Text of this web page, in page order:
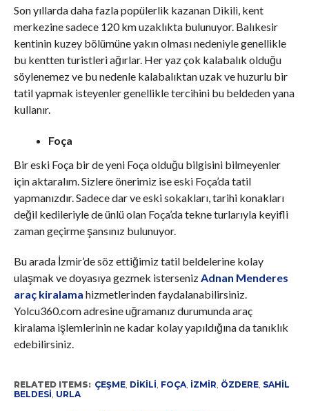
Son yıllarda daha fazla popülerlik kazanan Dikili, kent
merkezine sadece 120 km uzaklıkta bulunuyor. Balıkesir
kentinin kuzey bölümüne yakın olması nedeniyle genellikle
bu kentten turistleri ağırlar. Her yaz çok kalabalık olduğu
söylenemez ve bu nedenle kalabalıktan uzak ve huzurlu bir
tatil yapmak isteyenler genellikle tercihini bu beldeden yana
kullanır.
Foça
Bir eski Foça bir de yeni Foça olduğu bilgisini bilmeyenler
için aktaralım. Sizlere önerimiz ise eski Foça’da tatil
yapmanızdır. Sadece dar ve eski sokakları, tarihi konakları
değil kedileriyle de ünlü olan Foça’da tekne turlarıyla keyifli
zaman geçirme şansınız bulunuyor.
Bu arada İzmir’de söz ettiğimiz tatil beldelerine kolay
ulaşmak ve doyasıya gezmek istersenizAdnan Menderes
araç kiralama hizmetlerinden faydalanabilirsiniz.
Yolcu360.com adresine uğramanız durumunda araç
kiralama işlemlerinin ne kadar kolay yapıldığına da tanıklık
edebilirsiniz.
RELATED ITEMS: ÇEŞME, DIKILI FOÇA, IZMIR ÖZDERE, SAHIL
BELDESI URLA